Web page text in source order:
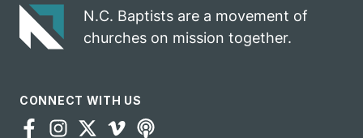
N.C. Baptists are a movement of
churches on mission together.
CONNECT WITH US